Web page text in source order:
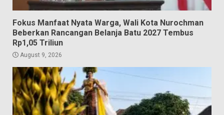
Fokus Manfaat Nyata Warga, Wali Kota Nurochman
Beberkan Rancangan Belanja Batu 2027 Tembus
Rp1,05 Triliun
August 9, 2026